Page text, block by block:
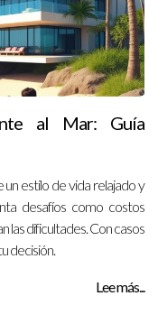
al Mar: Guía
estilo de vida relajado y
desafíos como costos
las dificultades. Con casos
decisión.
Lee más...